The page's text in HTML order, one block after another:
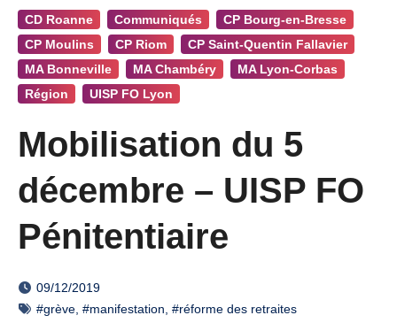
CD Roanne Communiqués
CP Bourg-en-Bresse
CP Moulins
CP Riom
CP Saint-Quentin Fallavier
MA Bonneville
MA Chambéry
MA Lyon-Corbas
Région
UISP FO Lyon
Mobilisation du 5
décembre – UISP FO
Pénitentiaire
09/12/2019
#grève #manifestation #réforme des retraites